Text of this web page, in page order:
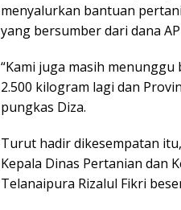
menyalurkan bantuan
yang bersumber dari dana
“Kami juga masih
2.500 kilogram lagi dan
pungkas Diza.
Turut hadir dikesempatan
Kepala Dinas Pertanian dan
Telanaipura Rizalul Fikri